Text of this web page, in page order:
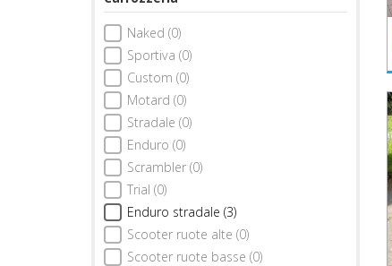
Naked (0)
Sportiva (0)
Custom (0)
Motard (0)
Stradale (0)
Enduro (0)
Scrambler (0)
Trial (0)
Enduro stradale (3)
Scooter ruote alte (0)
Scooter ruote basse (0)